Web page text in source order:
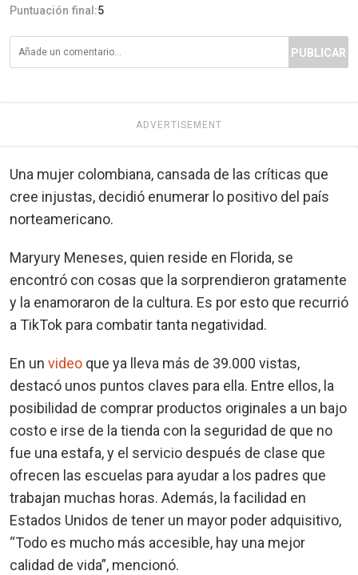
Puntuación final:5
PUBLICAR
ADVERTISEMENT
Una mujer colombiana, cansada de las críticas que
cree injustas, decidió enumerar lo positivo del país
norteamericano.
Maryury Meneses, quien reside en Florida, se
encontró con cosas que la sorprendieron gratamente
y la enamoraron de la cultura. Es por esto que recurrió
a TikTok para combatir tanta negatividad.
En un video que ya lleva más de 39.000 vistas,
destacó unos puntos claves para ella. Entre ellos, la
posibilidad de comprar productos originales a un bajo
costo e irse de la tienda con la seguridad de que no
fue una estafa, y el servicio después de clase que
ofrecen las escuelas para ayudar a los padres que
trabajan muchas horas. Además, la facilidad en
Estados Unidos de tener un mayor poder adquisitivo,
“Todo es mucho más accesible, hay una mejor
calidad de vida”, mencionó.